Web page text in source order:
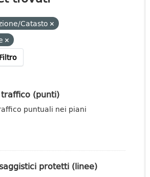
Catasto
(punti)
puntuali nei piani
protetti (linee)